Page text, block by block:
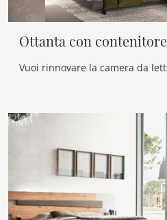
Ottanta con contenitore